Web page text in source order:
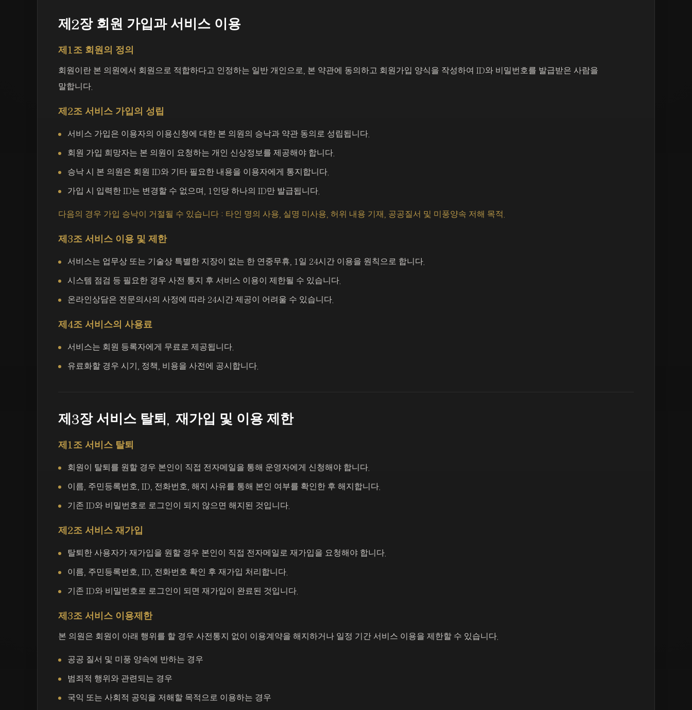
제2장 회원 가입과 서비스 이용
제1조 회원의 정의
회원이란 본 의원에서 회원으로 적합하다고 인정하는 일반 개인으로, 본 약관에 동의하고 회원가입 양식을 작성하여 ID와 비밀번호를 발급받은 사람을
말합니다.
제2조 서비스 가입의 성립
서비스 가입은 이용자의 이용신청에 대한 본 의원의 승낙과 약관 동의로 성립됩니다.
회원 가입 희망자는 본 의원이 요청하는 개인 신상정보를 제공해야 합니다.
승낙 시 본 의원은 회원 ID와 기타 필요한 내용을 이용자에게 통지합니다.
가입 시 입력한 ID는 변경할 수 없으며, 1인당 하나의 ID만 발급됩니다.
다음의 경우 가입 승낙이 거절될 수 있습니다 : 타인 명의 사용, 실명 미사용, 허위 내용 기재, 공공질서 및 미풍양속 저해 목적.
제3조 서비스 이용 및 제한
서비스는 업무상 또는 기술상 특별한 지장이 없는 한 연중무휴, 1일 24시간 이용을 원칙으로 합니다.
시스템 점검 등 필요한 경우 사전 통지 후 서비스 이용이 제한될 수 있습니다.
온라인상담은 전문의사의 사정에 따라 24시간 제공이 어려울 수 있습니다.
제4조 서비스의 사용료
서비스는 회원 등록자에게 무료로 제공됩니다.
유료화할 경우 시기, 정책, 비용을 사전에 공시합니다.
제3장 서비스 탈퇴, 재가입 및 이용 제한
제1조 서비스 탈퇴
회원이 탈퇴를 원할 경우 본인이 직접 전자메일을 통해 운영자에게 신청해야 합니다.
이름, 주민등록번호, ID, 전화번호, 해지 사유를 통해 본인 여부를 확인한 후 해지합니다.
기존 ID와 비밀번호로 로그인이 되지 않으면 해지된 것입니다.
제2조 서비스 재가입
탈퇴한 사용자가 재가입을 원할 경우 본인이 직접 전자메일로 재가입을 요청해야 합니다.
이름, 주민등록번호, ID, 전화번호 확인 후 재가입 처리합니다.
기존 ID와 비밀번호로 로그인이 되면 재가입이 완료된 것입니다.
제3조 서비스 이용제한
본 의원은 회원이 아래 행위를 할 경우 사전통지 없이 이용계약을 해지하거나 일정 기간 서비스 이용을 제한할 수 있습니다.
공공 질서 및 미풍 양속에 반하는 경우
범죄적 행위와 관련되는 경우
국익 또는 사회적 공익을 저해할 목적으로 이용하는 경우